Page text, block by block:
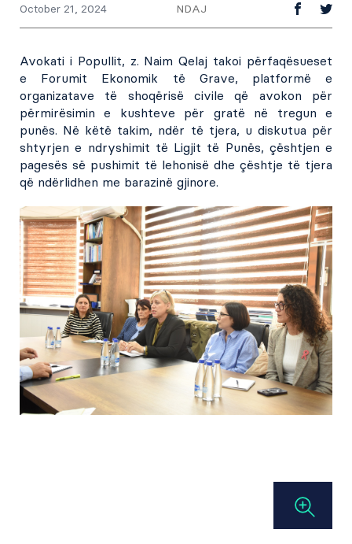
October 21, 2024 NDAJ
Avokati i Popullit, z. Naim Qelaj takoi përfaqësueset
e Forumit Ekonomik të Grave, platformë e
organizatave të shoqërisë civile që avokon për
përmirësimin e kushteve për gratë në tregun e
punës. Në këtë takim, ndër të tjera, u diskutua për
shtyrjen e ndryshimit të Ligjit të Punës, çështjen e
pagesës së pushimit të lehonisë dhe çështje të tjera
që ndërlidhen me barazinë gjinore.